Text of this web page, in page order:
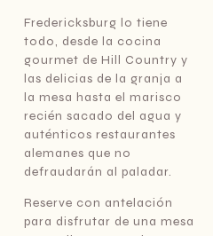
Fredericksburg lo tiene
todo, desde la cocina
gourmet de Hill Country y
las delicias de la granja a
la mesa hasta el marisco
recién sacado del agua y
auténticos restaurantes
alemanes que no
defraudarán al paladar.
Reserve con antelación
para disfrutar de una mesa